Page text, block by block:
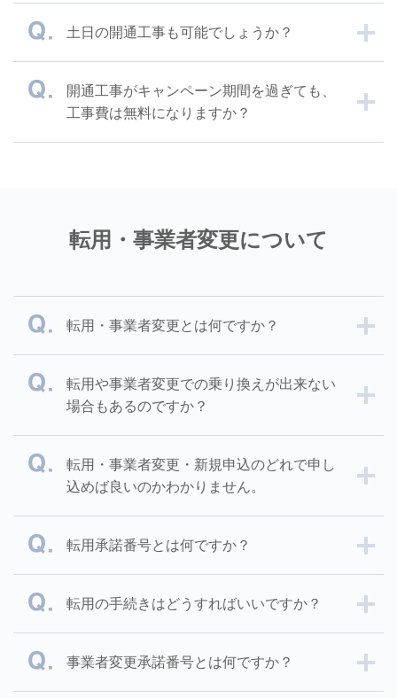
土日の開通工事も可能でしょうか？
開通工事がキャンペーン期間を過ぎても、
工事費は無料になりますか？
転用・事業者変更について
転用・事業者変更とは何ですか？
転用や事業者変更での乗り換えが出来ない
場合もあるのですか？
転用・事業者変更・新規申込のどれで申し
込めば良いのかわかりません。
転用承諾番号とは何ですか？
転用の手続きはどうすればいいですか？
事業者変更承諾番号とは何ですか？